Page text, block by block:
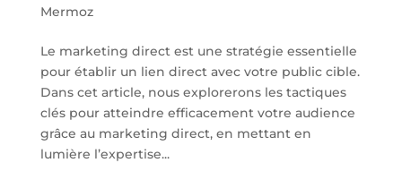
Mermoz
Le marketing direct est une stratégie essentielle
pour établir un lien direct avec votre public cible.
Dans cet article, nous explorerons les tactiques
clés pour atteindre efficacement votre audience
grâce au marketing direct, en mettant en
lumière l’expertise...